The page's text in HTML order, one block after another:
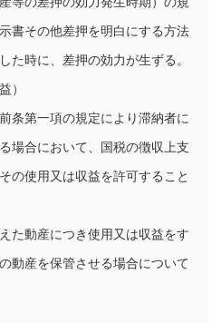
書その他差押を明白にする方法
た時に、差押の効力が生ずる。
）
条第一項の規定により滞納者に
場合において、国税の徴収上支
の使用又は収益を許可すること
た動産につき使用又は収益をす
動産を保管させる場合について